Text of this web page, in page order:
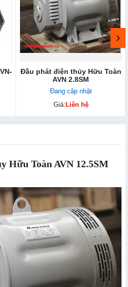
Đầu phát điện thủy ​Hữu Toàn
AVN 2.8SM
Đang cập nhật
Giá: Liên hệ
Hữu Toàn AVN 12.5SM